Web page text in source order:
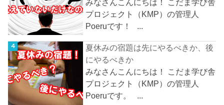
みなさんこんにちは！ こだま学び舎
プロジェクト（KMP）の管理人
Poeruです！ ...
夏休みの宿題は先にやるべきか、後
にやるべきか
みなさんこんにちは！ こだま学び舎
プロジェクト（KMP）の管理人
Poeruです。 ...